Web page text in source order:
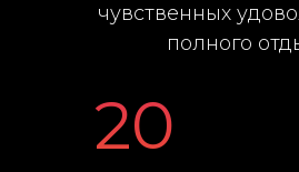
20
чувственных
полного